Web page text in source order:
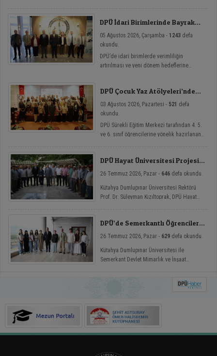
Sohbetler etkinlik serisi kapsamında dört
önemli söyleşiye imza attı.
DPÜ İdari Birimlerinde Bayrak
05 Ağustos 2026, Çarşamba - 1243 defa
okundu.
DPÜ’de idari birimlerde verimliliğin
artırılması ve yeni dönem hedeflerine
DPÜ Çocuk Yaz Atölyeleri’nde
03 Ağustos 2026, Pazartesi - 521 defa
okundu.
DPÜ Sürekli Eğitim Merkezi tarafından 4. 5.
ve 6. sınıf öğrencilerine yönelik hazırlanan
değerlendirmelerini amaçlayan DPÜ Çocuk
Yaz Atölyeleri programı, düzenlenen açılış
DPÜ Hayat Üniversitesi Projesi
26 Temmuz 2026, Pazar - 646 defa okundu.
Kütahya Dumlupınar Üniversitesi Rektörü
Prof. Dr. Süleyman Kızıltoprak, DPÜ Hayat
katılarak vatandaşlarla buluştu.
DPÜ’de Semerkantlı Öğrencilere
26 Temmuz 2026, Pazar - 629 defa okundu.
Kütahya Dumlupınar Üniversitesi ile
Semerkant Devlet Mimarlık ve İnşaat
öğrenciler yaz okulunda ağırlanıyor.